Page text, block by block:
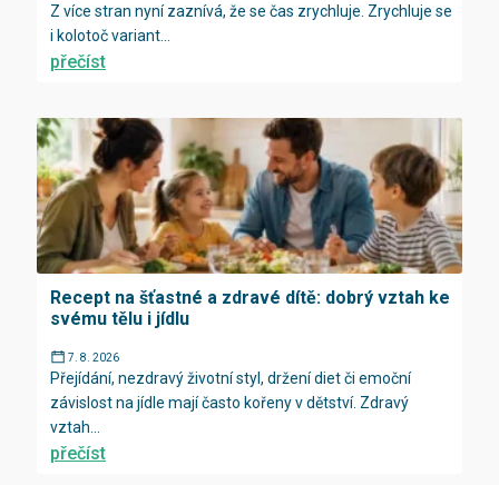
Z více stran nyní zaznívá, že se čas zrychluje. Zrychluje se
i kolotoč variant...
přečíst
Recept na šťastné a zdravé dítě: dobrý vztah ke
svému tělu i jídlu
7. 8. 2026
Přejídání, nezdravý životní styl, držení diet či emoční
závislost na jídle mají často kořeny v dětství. Zdravý
vztah...
přečíst